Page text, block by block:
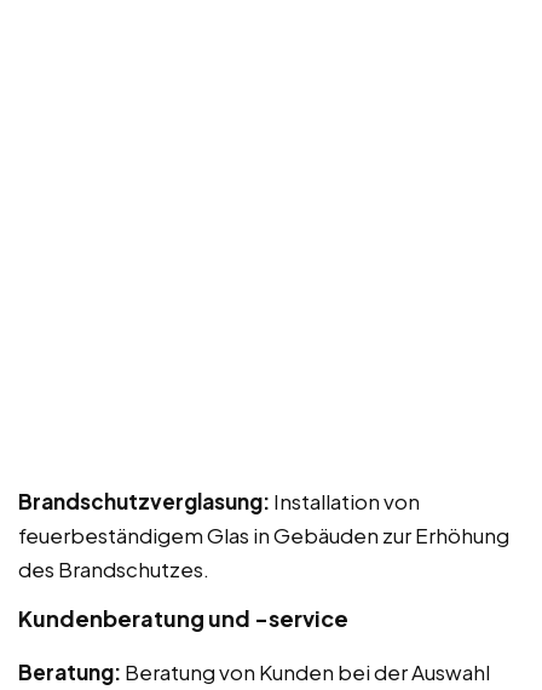
Brandschutzverglasung: Installation von
feuerbeständigem Glas in Gebäuden zur Erhöhung
des Brandschutzes.
Kundenberatung und -service
Beratung: Beratung von Kunden bei der Auswahl